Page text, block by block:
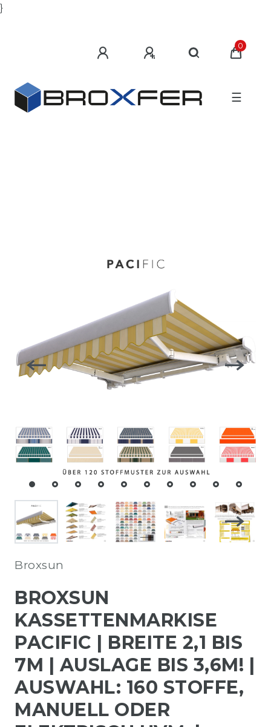
}
0
☰
Broxsun
BROXSUN
KASSETTENMARKISE
PACIFIC | BREITE 2,1 BIS
7M | AUSLAGE BIS 3,6M! |
AUSWAHL: 160 STOFFE,
MANUELL ODER